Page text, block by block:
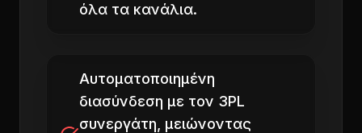
όλα τα κανάλια.
Αυτοματοποιημένη
διασύνδεση με τον 3PL
συνεργάτη, μειώνοντας